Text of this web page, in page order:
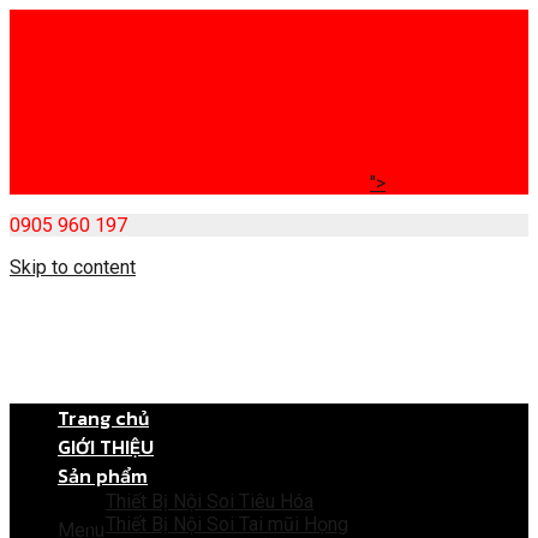
">
0905 960 197
Skip to content
Menu
Trang chủ
GIỚI THIỆU
Sản phẩm
Thiết Bị Nội Soi Tiêu Hóa
Thiết Bị Nội Soi Tai mũi Họng